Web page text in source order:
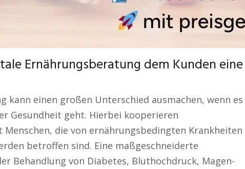
Ernährungsberatung dem Kunden eine
kann einen großen Unterschied ausmachen, wenn es
Gesundheit geht. Hierbei kooperieren
die von ernährungsbedingten Krankheiten
betroffen sind. Eine maßgeschneiderte
Behandlung von Diabetes, Bluthochdruck, Magen-